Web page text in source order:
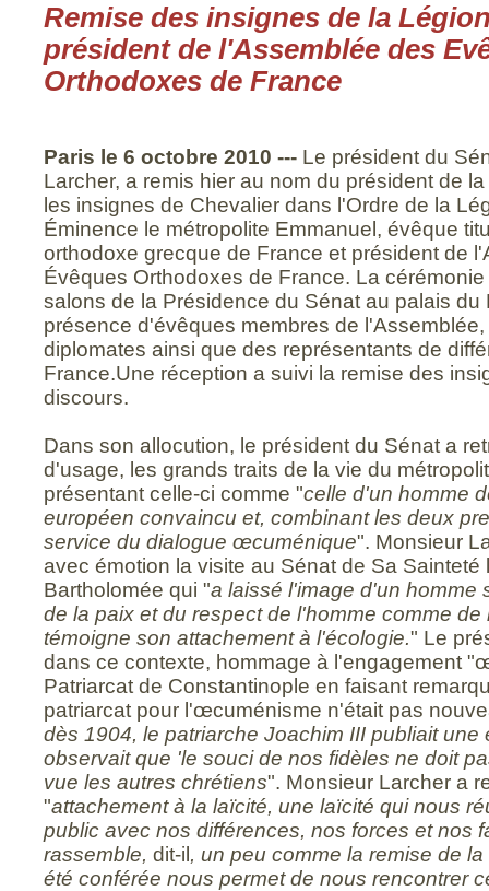
Remise des insignes de la
président de l'Assemblée des
Orthodoxes de France
Paris le 6 octobre 2010 --- Le président du
Larcher, a remis hier au nom du président de
les insignes de Chevalier dans l'Ordre de la
Éminence le métropolite Emmanuel, évêque
orthodoxe grecque de France et président de
Évêques Orthodoxes de France. La
salons de la Présidence du Sénat au palais du
présence d'évêques membres de
diplomates ainsi que des représentants de
France.Une réception a suivi la remise des
discours.
Dans son allocution, le président du Sénat a
d'usage, les grands traits de la vie du
présentant celle-ci comme "celle d'un homme
européen convaincu et, combinant les deux
service du dialogue œcuménique". Monsieur
avec émotion la visite au Sénat de Sa Sainteté
Bartholomée qui "a laissé l'image d'un homme
de la paix et du respect de l'homme comme
témoigne son attachement à l'écologie." Le
dans ce contexte, hommage à l'engagement
Patriarcat de Constantinople en faisant
patriarcat pour l'œcuménisme n'était pas
dès 1904, le patriarche Joachim III publiait une
observait que 'le souci de nos fidèles ne doit
vue les autres chrétiens". Monsieur Larcher a
"attachement à la laïcité, une laïcité qui nous
public avec nos différences, nos forces et nos
rassemble, dit-il, un peu comme la remise de
été conférée nous permet de nous rencontrer